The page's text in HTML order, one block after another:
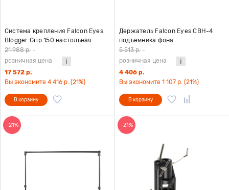
Система крепления Falcon Eyes
Blogger Grip 150 настольная
21 988 р. -
розничная цена
17 572 р.
Вы экономите 4 416 р. (21%)
В корзину
Держатель Falcon Eyes CBH-4
подъемника фона
5 513 р. -
розничная цена
4 406 р.
Вы экономите 1 107 р. (21%)
В корзину
-21% -21%